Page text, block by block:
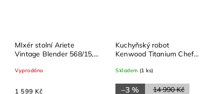
MIxér stolní Ariete
Vintage Blender 568/15,
Vyprodáno
1 599 Kč
Kuchyňský robot
Kenwood Titanium Chef
W, 5 l + 7 l, stříbrný
Skladem (1 ks)
14 990 Kč
–3 %